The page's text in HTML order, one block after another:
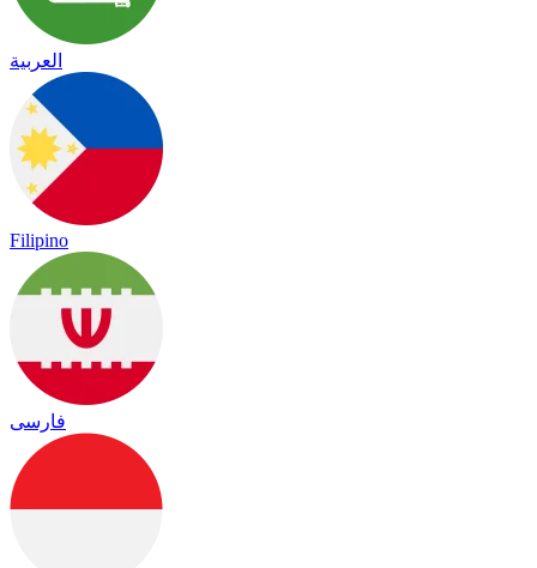
العربية
Filipino
فارسی